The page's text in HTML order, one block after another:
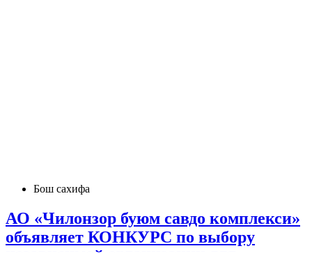
Бош сахифа
АО «Чилонзор буюм савдо комплекси»
объявляет КОНКУРС по выбору